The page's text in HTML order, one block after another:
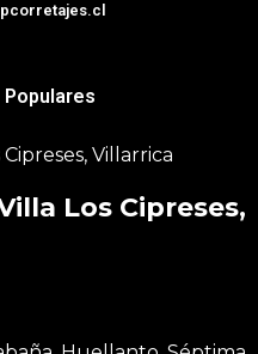
Los Cipreses,